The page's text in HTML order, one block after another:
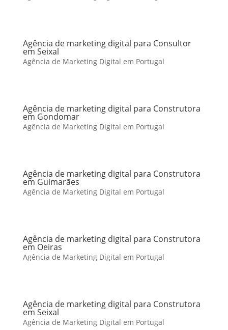
Agência de marketing digital para Consultor
em Seixal
Agência de Marketing Digital em Portugal
Agência de marketing digital para Construtora
em Gondomar
Agência de Marketing Digital em Portugal
Agência de marketing digital para Construtora
em Guimarães
Agência de Marketing Digital em Portugal
Agência de marketing digital para Construtora
em Oeiras
Agência de Marketing Digital em Portugal
Agência de marketing digital para Construtora
em Seixal
Agência de Marketing Digital em Portugal